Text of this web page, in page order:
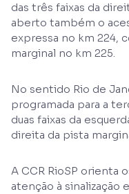
das três faixas da
aberto também o
expressa no km 224,
marginal no km 225.
No sentido Rio de
programada para a
duas faixas da
direita da pista
A CCR RioSP orienta
atenção à